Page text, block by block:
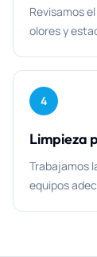
Revisamos
olores y
4
Limpieza
Trabajamos
equipos